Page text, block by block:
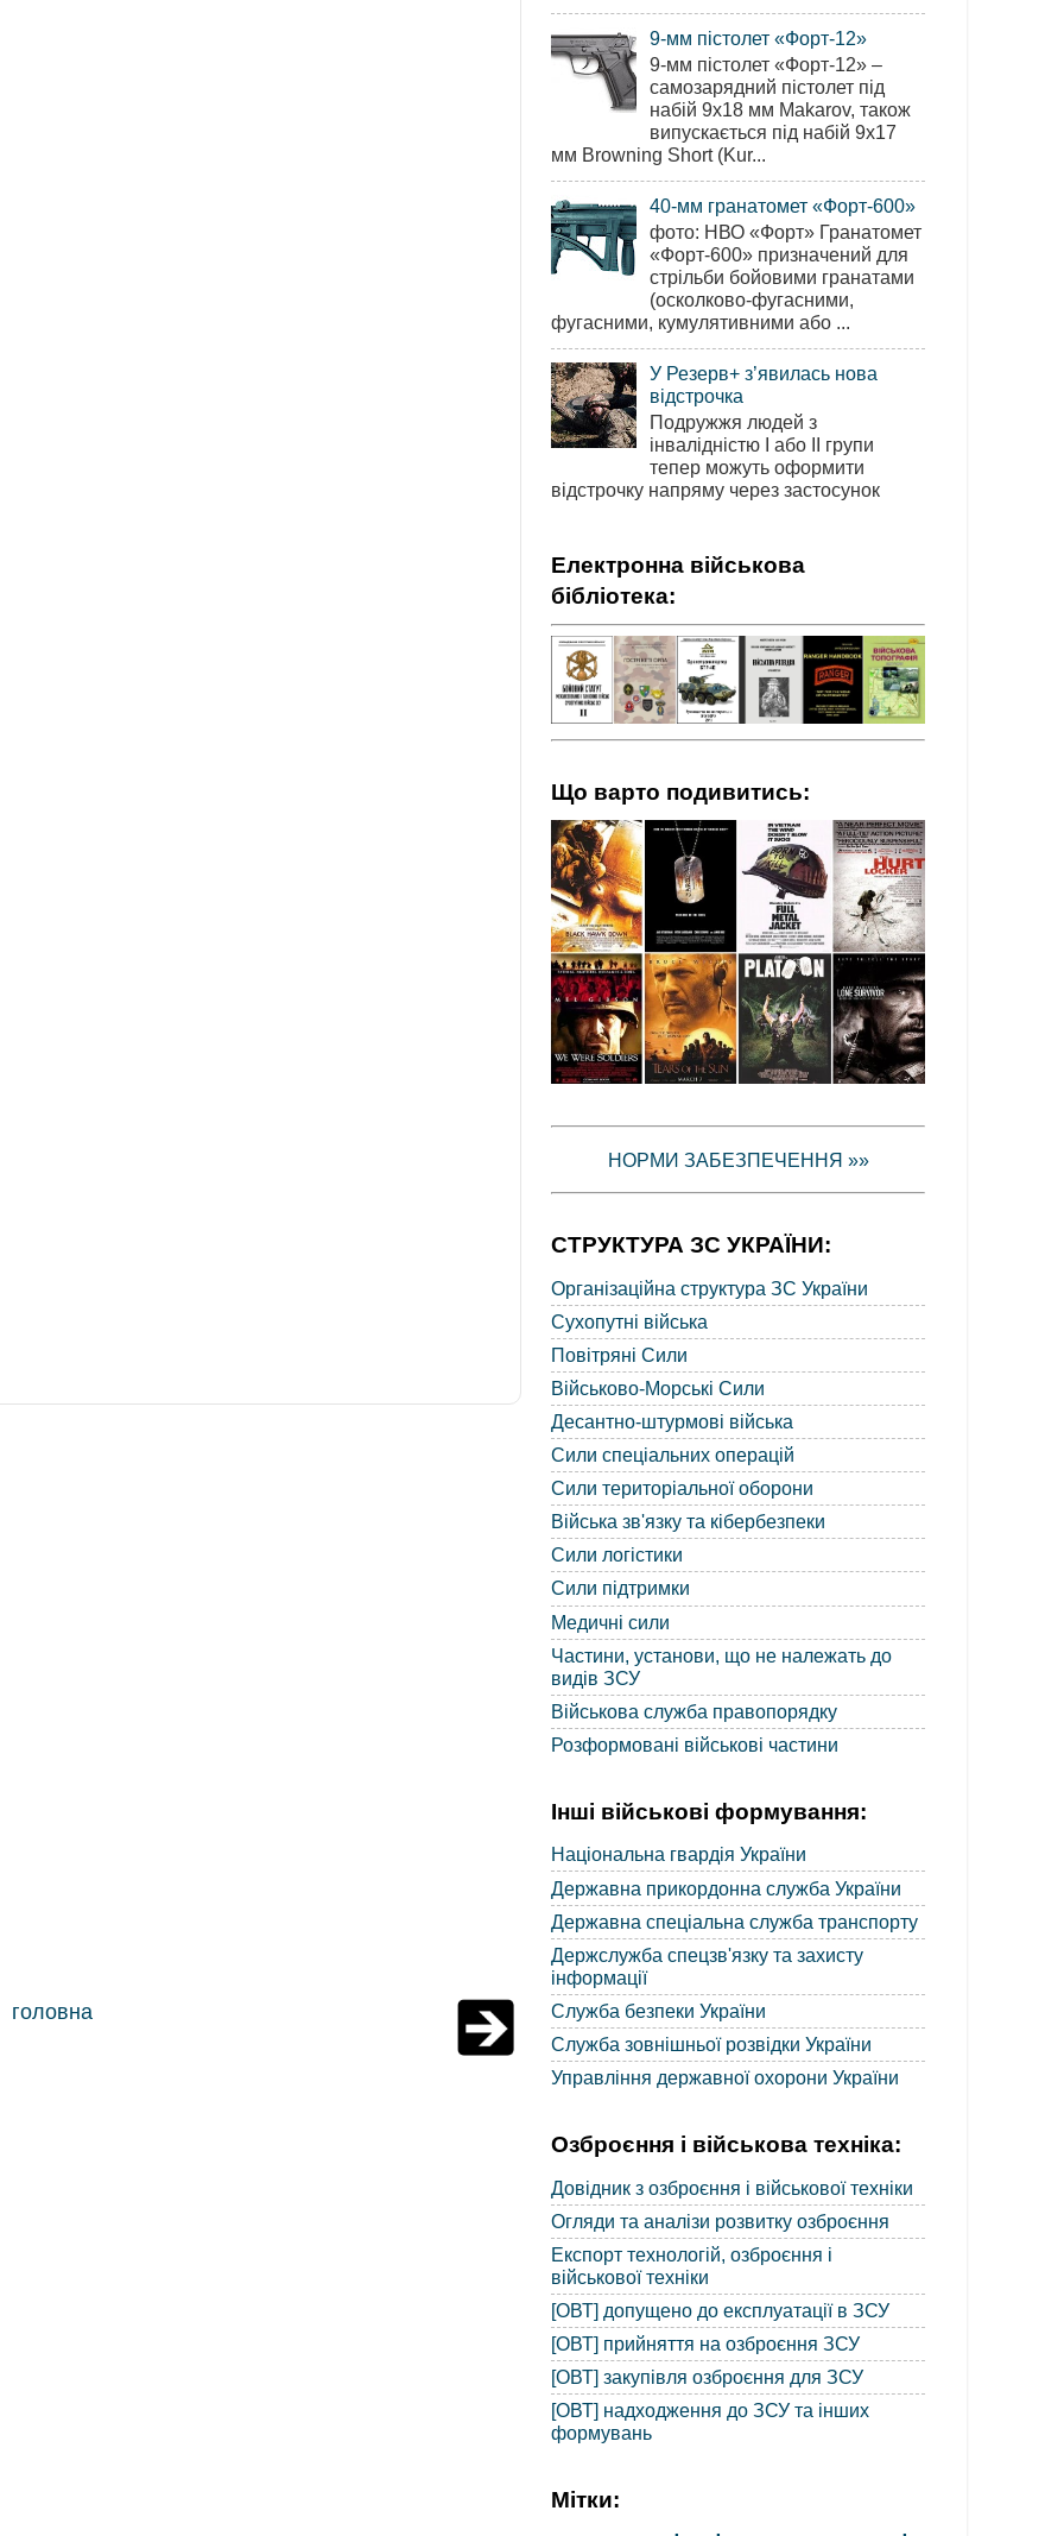
головна
9-мм пістолет «Форт-12»
9-мм пістолет «Форт-12» –
самозарядний пістолет під
набій 9х18 мм Makarov, також
випускається під набій 9х17
мм Browning Short (Kur...
40-мм гранатомет «Форт-600»
фото: НВО «Форт» Гранатомет
«Форт-600» призначений для
стрільби бойовими гранатами
(осколково-фугасними,
фугасними, кумулятивними або ...
У Резерв+ з’явилась нова
відстрочка
Подружжя людей з
інвалідністю І або ІІ групи
тепер можуть оформити
відстрочку напряму через застосунок
Електронна військова
бібліотека:
Що варто подивитись:
НОРМИ ЗАБЕЗПЕЧЕННЯ »»
СТРУКТУРА ЗС УКРАЇНИ:
Організаційна структура ЗС України
Сухопутні війська
Повітряні Сили
Військово-Морські Сили
Десантно-штурмові війська
Сили спеціальних операцій
Сили територіальної оборони
Війська зв'язку та кібербезпеки
Сили логістики
Сили підтримки
Медичні сили
Частини, установи, що не належать до
видів ЗСУ
Військова служба правопорядку
Розформовані військові частини
Інші військові формування:
Національна гвардія України
Державна прикордонна служба України
Державна спеціальна служба транспорту
Держслужба спецзв'язку та захисту
інформації
Служба безпеки України
Служба зовнішньої розвідки України
Управління державної охорони України
Озброєння і військова техніка:
Довідник з озброєння і військової техніки
Огляди та аналізи розвитку озброєння
Експорт технологій, озброєння і
військової техніки
[ОВТ] допущено до експлуатації в ЗСУ
[ОВТ] прийняття на озброєння ЗСУ
[ОВТ] закупівля озброєння для ЗСУ
[ОВТ] надходження до ЗСУ та інших
формувань
Мітки: